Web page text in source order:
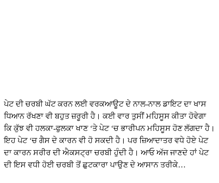
ਪੇਟ ਦੀ ਚਰਬੀ ਘੱਟ ਕਰਨ ਲਈ ਵਰਕਆਊਟ ਦੇ ਨਾਲ-ਨਾਲ ਡਾਇਟ ਦਾ ਖਾਸ
ਧਿਆਨ ਰੱਖਣਾ ਵੀ ਬਹੁਤ ਜ਼ਰੂਰੀ ਹੈ। ਕਈ ਵਾਰ ਤੁਸੀਂ ਮਹਿਸੂਸ ਕੀਤਾ ਹੋਵੇਗਾ
ਕਿ ਕੁੱਝ ਵੀ ਹਲਕਾ-ਫੁਲਕਾ ਖਾਣ ‘ਤੇ ਪੇਟ ‘ਚ ਭਾਰੀਪਨ ਮਹਿਸੂਸ ਹੋਣ ਲੱਗਦਾ ਹੈ।
ਇਹ ਪੇਟ ‘ਚ ਗੈਸ ਦੇ ਕਾਰਨ ਵੀ ਹੋ ਸਕਦੀ ਹੈ। ਪਰ ਜ਼ਿਆਦਾਤਰ ਵਧੇ ਹੋਏ ਪੇਟ
ਦਾ ਕਾਰਨ ਸਰੀਰ ਦੀ ਐਕਸਟ੍ਰਾ ਚਰਬੀ ਹੁੰਦੀ ਹੈ। ਆਓ ਅੱਜ ਜਾਣਦੇ ਹਾਂ ਪੇਟ
ਦੀ ਇਸ ਵਧੀ ਹੋਈ ਚਰਬੀ ਤੋਂ ਛੁਟਕਾਰਾ ਪਾਉਣ ਦੇ ਆਸਾਨ ਤਰੀਕੇ…